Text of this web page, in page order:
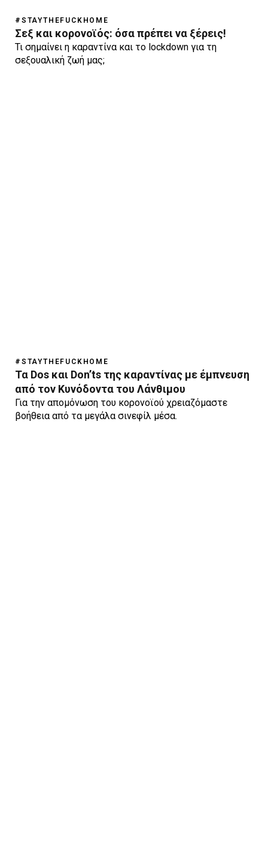
#STAYTHEFUCKHOME
Σεξ και κορονοϊός: όσα πρέπει να ξέρεις!
Τι σημαίνει η καραντίνα και το lockdown για τη
σεξουαλική ζωή μας;
#STAYTHEFUCKHOME
Τα Dos και Don’ts της καραντίνας με έμπνευση
από τον Κυνόδοντα του Λάνθιμου
Για την απομόνωση του κορονοϊού χρειαζόμαστε
βοήθεια από τα μεγάλα σινεφίλ μέσα.